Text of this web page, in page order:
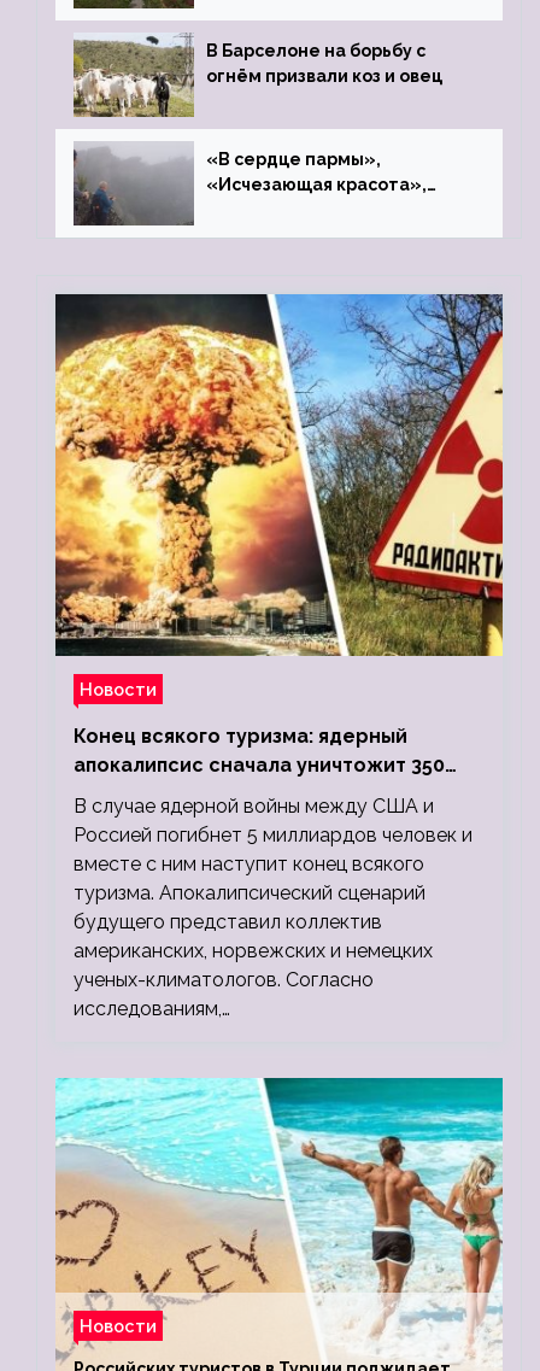
В Барселоне на борьбу с
огнём призвали коз и овец
«В сердце пармы»,
«Исчезающая красота»,
Новости
Конец всякого туризма: ядерный
апокалипсис сначала уничтожит 350
миллионов, а потом 5 миллиардов
людей
В случае ядерной войны между США и
Россией погибнет 5 миллиардов человек и
вместе с ним наступит конец всякого
туризма. Апокалипсический сценарий
будущего представил коллектив
американских, норвежских и немецких
ученых-климатологов. Согласно
исследованиям,…
Новости